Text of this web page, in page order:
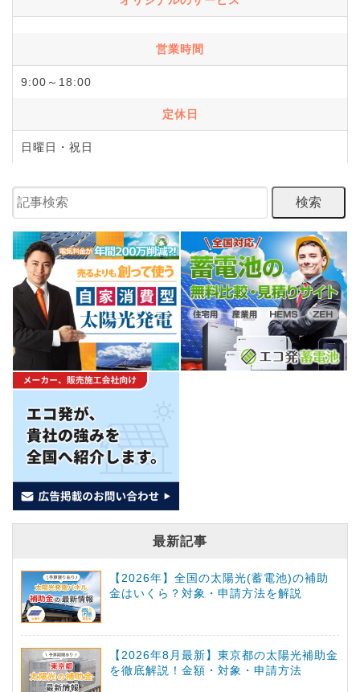
営業時間
9:00～18:00
定休日
日曜日・祝日
最新記事
【2026年】全国の太陽光(蓄電池)の補助
金はいくら？対象・申請方法を解説
【2026年8月最新】東京都の太陽光補助金
を徹底解説！金額・対象・申請方法